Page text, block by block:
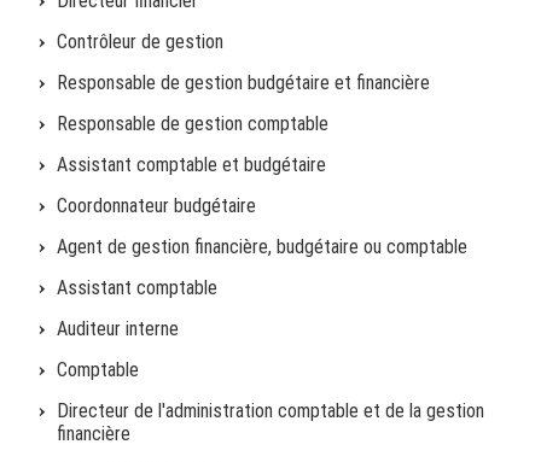
Contrôleur de gestion
Responsable de gestion budgétaire et financière
Responsable de gestion comptable
Assistant comptable et budgétaire
Coordonnateur budgétaire
Agent de gestion financière, budgétaire ou comptable
Assistant comptable
Auditeur interne
Comptable
Directeur de l'administration comptable et de la gestion
financière